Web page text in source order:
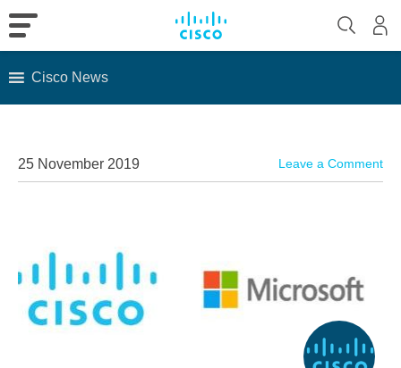
Cisco News
25 November 2019 Leave a Comment